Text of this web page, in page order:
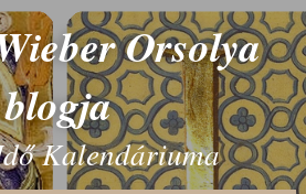
Orsolya
blogja
Kalendáriuma